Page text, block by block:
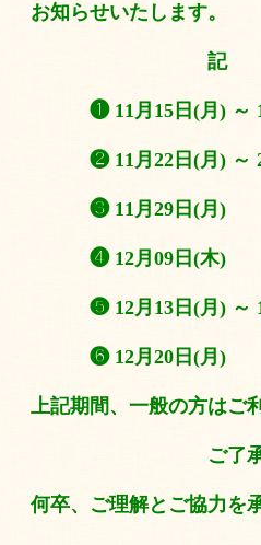
お知らせいたします。
記
❶ 11月15日(月) ～
❷ 11月22日(月) ～
❸ 11月29日(月)
❹ 12月09日(木)
❺ 12月13日(月) ～
❻ 12月20日(月)
上記期間、一般の方はご
ご了承くださいま
何卒、ご理解とご協力を